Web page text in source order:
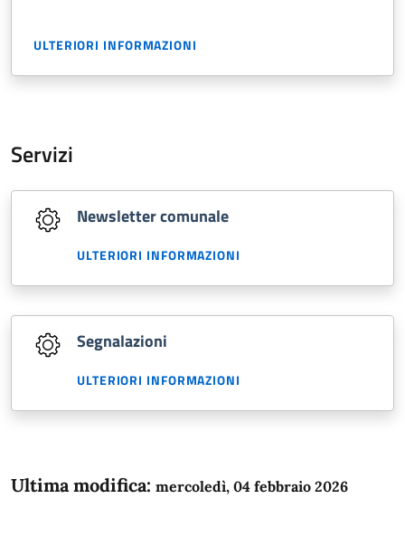
ULTERIORI INFORMAZIONI
Servizi
Newsletter comunale
ULTERIORI INFORMAZIONI
Segnalazioni
ULTERIORI INFORMAZIONI
Ultima modifica: mercoledì, 04 febbraio 2026